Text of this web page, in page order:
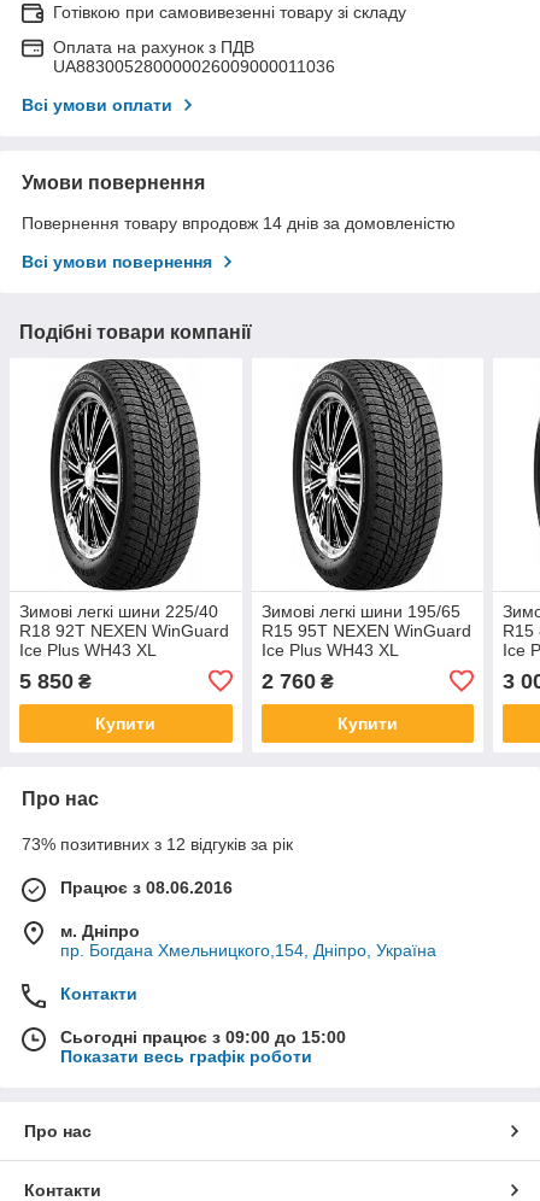
Готівкою при самовивезенні товару зі складу
Оплата на рахунок з ПДВ
UA883005280000026009000011036
Всі умови оплати
Умови повернення
Повернення товару впродовж 14 днів за домовленістю
Всі умови повернення
Подібні товари компанії
Зимові легкі шини 225/40
R18 92T NEXEN WinGuard
Ice Plus WH43 XL
5 850 ₴
Купити
Зимові легкі шини 195/65
R15 95T NEXEN WinGuard
Ice Plus WH43 XL
2 760₴
Купити
R15
Ice
3
Про нас
73% позитивних з 12 відгуків за рік
Працює з 08.06.2016
м. Дніпро
пр. Богдана Хмельницкого,154, Дніпро, Україна
Контакти
Сьогодні працює з 09:00 до 15:00
Показати весь графік роботи
Про нас
Контакти